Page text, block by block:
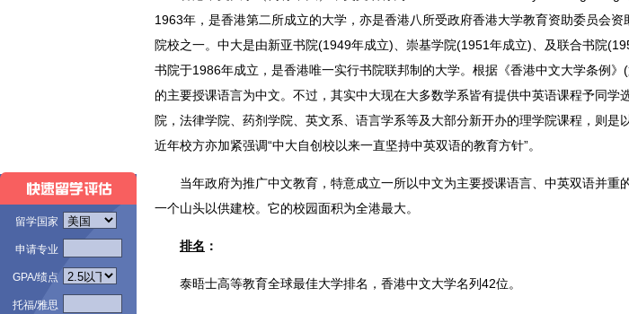
1963年，是香港第二所成立的大学，亦是香港八所受政府香港大学教育资助委员会
院校之一。中大是由新亚书院(1949年成立)、崇基学院(1951年成立)、及联合书院
书院于1986年成立，是香港唯一实行书院联邦制的大学。根据《香港中文大学条例
的主要授课语言为中文。不过，其实中大现在大多数学系皆有提供中英语课程予同学
院，法律学院、药剂学院、英文系、语言学系等及大部分新开办的理学院课程，则是
近年校方亦加紧强调“中大自创校以来一直坚持中英双语的教育方针”。
当年政府为推广中文教育，特意成立一所以中文为主要授课语言、中英双语并重
一个山头以供建校。它的校园面积为全港最大。
排名 ：
泰晤士高等教育全球最佳大学排名，香港中文大学名列42位。
留学国家
申请专业
GPA/绩点
托福/雅思